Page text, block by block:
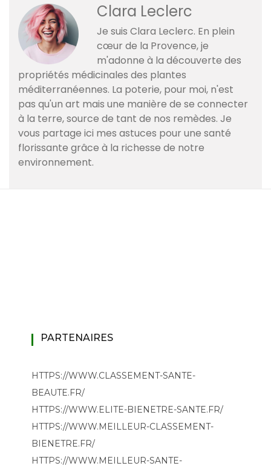
Clara Leclerc
Je suis Clara Leclerc. En plein
cœur de la Provence, je
m'adonne à la découverte des
propriétés médicinales des plantes
méditerranéennes. La poterie, pour moi, n'est
pas qu'un art mais une manière de se connecter
à la terre, source de tant de nos remèdes. Je
vous partage ici mes astuces pour une santé
florissante grâce à la richesse de notre
environnement.
PARTENAIRES
HTTPS://WWW.CLASSEMENT-SANTE-
BEAUTE.FR/
HTTPS://WWW.ELITE-BIENETRE-SANTE.FR/
HTTPS://WWW.MEILLEUR-CLASSEMENT-
BIENETRE.FR/
HTTPS://WWW.MEILLEUR-SANTE-